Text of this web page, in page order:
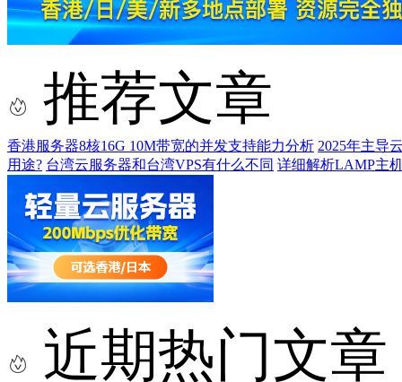
推荐文章
香港服务器8核16G 10M带宽的并发支持能力分析 2025年主导
用途? 台湾云服务器和台湾VPS有什么不同 详细解析LAMP主
近期热门文章